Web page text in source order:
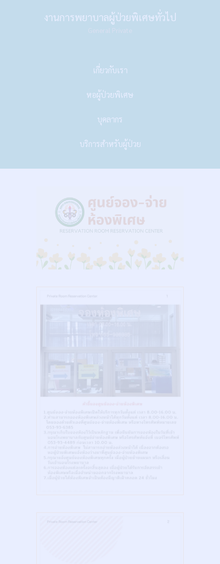
งานการพยาบาลผู้ป่วยพิเศษทั่วไป
เกี่ยวกับเรา
หอผู้ป่วยพิเศษ
บุคลากร
บริการสำหรับผู้ป่วย